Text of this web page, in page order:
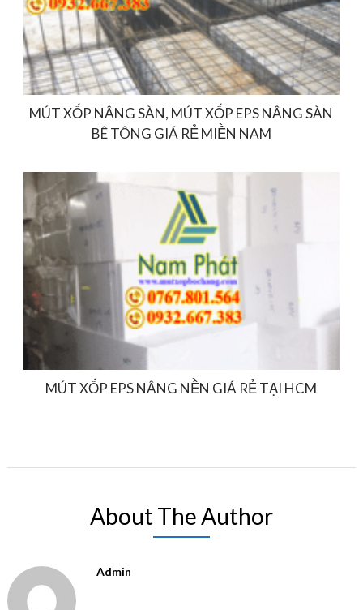
MÚT XỐP NÂNG SÀN, MÚT XỐP EPS NÂNG SÀN
BÊ TÔNG GIÁ RẺ MIỀN NAM
MÚT XỐP EPS NÂNG NỀN GIÁ RẺ TẠI HCM
About The Author
Admin